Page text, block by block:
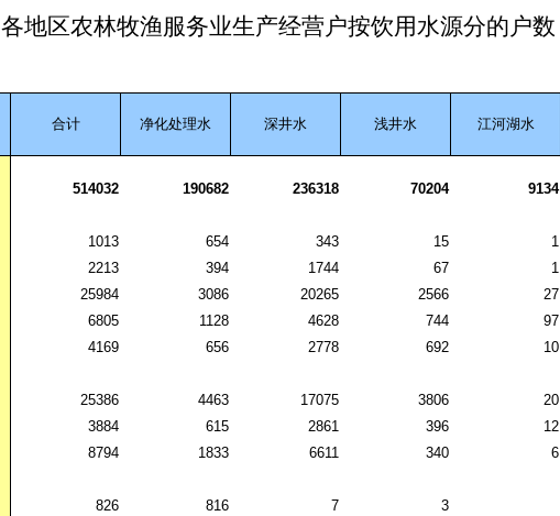
各地区农林牧渔服务业生产经营户按饮用水源分的户数
合计 净化处理水 深井水 浅井水 江河湖水
514032 190682 236318 70204 9134
1013 654 343 15
1
2213 394 1744 67 1
25984 3086 20265 2566 27
6805 1128 4628 744 97
4169 656 2778 692 10
25386 4463 17075 3806 20
3884 615 2861 396
12
8794 1833 6611 340 6
826 816 7
3